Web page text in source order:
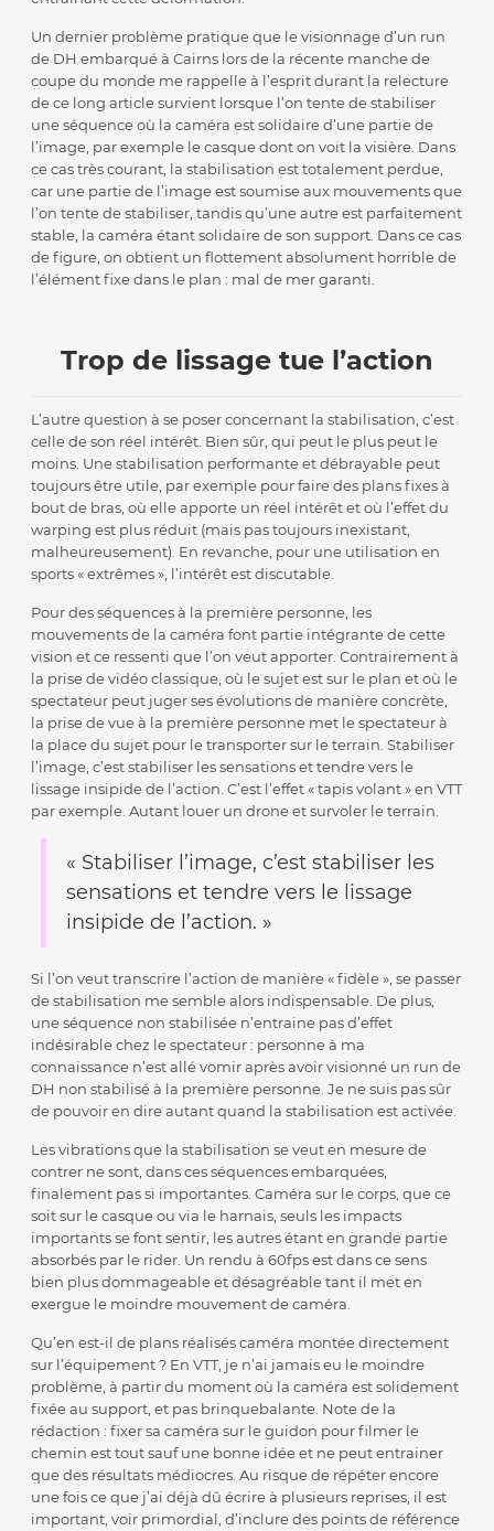
Un dernier problème pratique que le visionnage d’un run
de DH embarqué à Cairns lors de la récente manche de
coupe du monde me rappelle à l’esprit durant la relecture
de ce long article survient lorsque l’on tente de stabiliser
une séquence où la caméra est solidaire d’une partie de
l’image, par exemple le casque dont on voit la visière. Dans
ce cas très courant, la stabilisation est totalement perdue,
car une partie de l’image est soumise aux mouvements que
l’on tente de stabiliser, tandis qu’une autre est parfaitement
stable, la caméra étant solidaire de son support. Dans ce cas
de figure, on obtient un flottement absolument horrible de
l’élément fixe dans le plan : mal de mer garanti.
Trop de lissage tue l’action
L’autre question à se poser concernant la stabilisation, c’est
celle de son réel intérêt. Bien sûr, qui peut le plus peut le
moins. Une stabilisation performante et débrayable peut
toujours être utile, par exemple pour faire des plans fixes à
bout de bras, où elle apporte un réel intérêt et où l’effet du
warping est plus réduit (mais pas toujours inexistant,
malheureusement). En revanche, pour une utilisation en
sports « extrêmes », l’intérêt est discutable.
Pour des séquences à la première personne, les
mouvements de la caméra font partie intégrante de cette
vision et ce ressenti que l’on veut apporter. Contrairement à
la prise de vidéo classique, où le sujet est sur le plan et où le
spectateur peut juger ses évolutions de manière concrète,
la prise de vue à la première personne met le spectateur à
la place du sujet pour le transporter sur le terrain. Stabiliser
l’image, c’est stabiliser les sensations et tendre vers le
lissage insipide de l’action. C’est l’effet « tapis volant » en VTT
par exemple. Autant louer un drone et survoler le terrain.
« Stabiliser l’image, c’est stabiliser les
sensations et tendre vers le lissage
insipide de l’action. »
Si l’on veut transcrire l’action de manière « fidèle », se passer
de stabilisation me semble alors indispensable. De plus,
une séquence non stabilisée n’entraine pas d’effet
indésirable chez le spectateur : personne à ma
connaissance n’est allé vomir après avoir visionné un run de
DH non stabilisé à la première personne. Je ne suis pas sûr
de pouvoir en dire autant quand la stabilisation est activée.
Les vibrations que la stabilisation se veut en mesure de
contrer ne sont, dans ces séquences embarquées,
finalement pas si importantes. Caméra sur le corps, que ce
soit sur le casque ou via le harnais, seuls les impacts
importants se font sentir, les autres étant en grande partie
absorbés par le rider. Un rendu à 60fps est dans ce sens
bien plus dommageable et désagréable tant il met en
exergue le moindre mouvement de caméra.
Qu’en est-il de plans réalisés caméra montée directement
sur l’équipement ? En VTT, je n’ai jamais eu le moindre
problème, à partir du moment où la caméra est solidement
fixée au support, et pas brinquebalante. Note de la
rédaction : fixer sa caméra sur le guidon pour filmer le
chemin est tout sauf une bonne idée et ne peut entrainer
que des résultats médiocres. Au risque de répéter encore
une fois ce que j’ai déjà dû écrire à plusieurs reprises, il est
important, voir primordial, d’inclure des points de référence